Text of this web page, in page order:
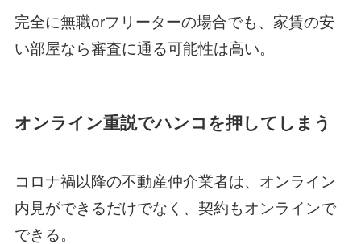
完全に無職orフリーターの場合でも、家賃の安
い部屋なら審査に通る可能性は高い。
オンライン重説でハンコを押してしまう
コロナ禍以降の不動産仲介業者は、オンライン
内見ができるだけでなく、契約もオンラインで
できる。